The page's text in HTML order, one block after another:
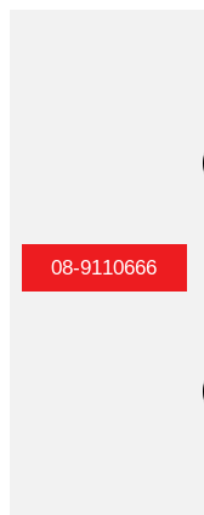
08-9110666